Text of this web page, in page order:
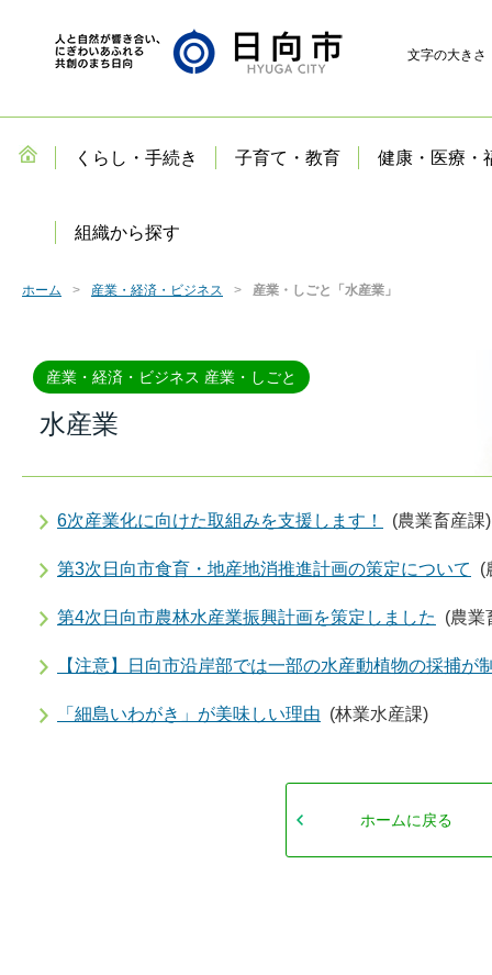
文字の大きさ
くらし・手続き 子育て・教育 健康・医療・
組織から探す
ホーム 産業・経済・ビジネス 産業・しごと「水産業」
産業・経済・ビジネス 産業・しごと
水産業
6次産業化に向けた取組みを支援します！ (農業畜産課)
第3次日向市食育・地産地消推進計画の策定について (
第4次日向市農林水産業振興計画を策定しました (農業
【注意】日向市沿岸部では一部の水産動植物の採捕が
「細島いわがき」が美味しい理由 (林業水産課)
ホームに戻る